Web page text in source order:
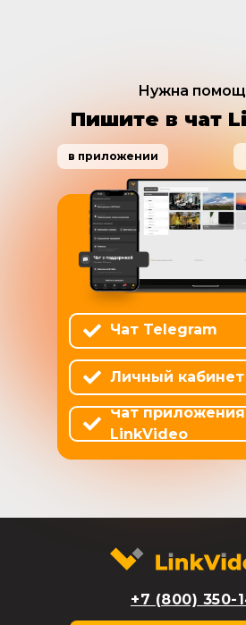
Пишите в чат
в приложении
Нужна
Чат приложения
LinkVideo
Чат Telegram
Личный
+7 (800) 350-